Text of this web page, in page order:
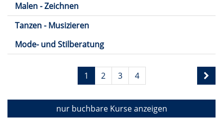
Malen - Zeichnen
Tanzen - Musizieren
Mode- und Stilberatung
1 2 3 4
nur buchbareKurse anzeigen